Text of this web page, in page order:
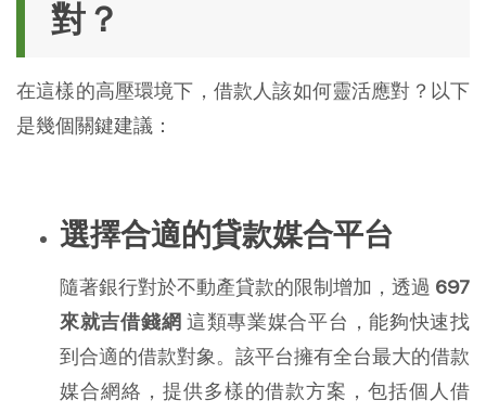
對？
在這樣的高壓環境下，借款人該如何靈活應對？以下
是幾個關鍵建議：
選擇合適的貸款媒合平台
隨著銀行對於不動產貸款的限制增加，透過 697
來就吉借錢網 這類專業媒合平台，能夠快速找
到合適的借款對象。該平台擁有全台最大的借款
媒合網絡，提供多樣的借款方案，包括個人借